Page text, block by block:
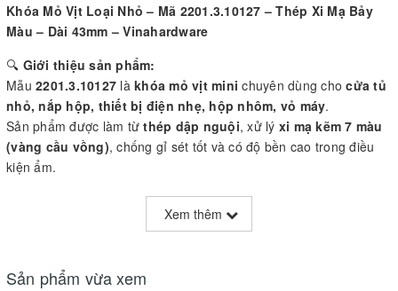
Khóa Mỏ Vịt Loại Nhỏ – Mã 2201.3.10127 – Thép Xi Mạ Bảy
Màu – Dài 43mm – Vinahardware
🔍 Giới thiệu sản phẩm:
Mẫu 2201.3.10127 là khóa mỏ vịt mini chuyên dùng chocửa tủ
nhỏ, nắp hộp, thiết bị điện nhẹ, hộp nhôm, vỏ máy.
Sản phẩm được làm từthép dập nguội, xử lý xi mạ kẽm 7 màu
(vàng cầu vồng), chống gỉ sét tốt và có độ bền cao trong điều
kiện ẩm.
: Thép mạ kẽm 7 màu
Kích thước tổng thể
Xem thêm
Sản phẩm vừa xem